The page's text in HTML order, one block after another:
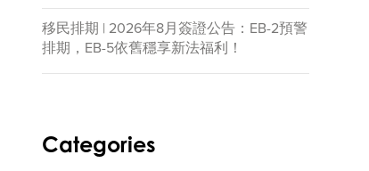
移民排期 | 2026年8月簽證公告：EB-2預警
排期，EB-5依舊穩享新法福利！
Categories